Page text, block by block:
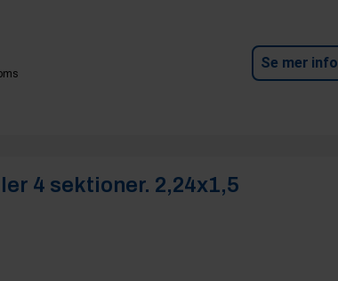
Se mer info
4 sektioner. 2,24x1,5